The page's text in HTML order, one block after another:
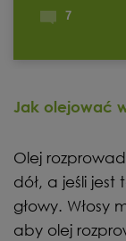
Jak olejować
Olej
dół, a jeśli
głowy. Włosy
aby olej